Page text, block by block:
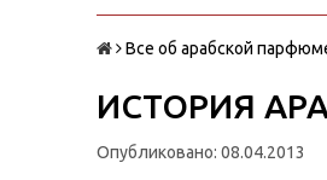
Все об арабской
ИСТОРИЯ
Опубликовано: 08.04.2013